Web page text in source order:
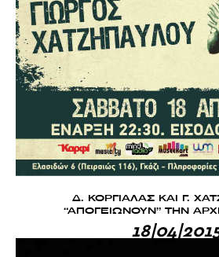
Δ. ΚΟΡΓΙΑΛΑΣ ΚΑΙ Γ.
“ΑΠΟΓΕΙΩΝΟΥΝ” ΤΗΝ